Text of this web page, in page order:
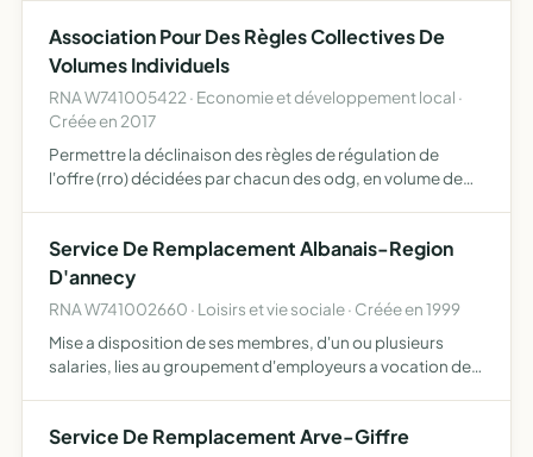
professionnel…
Association Pour Des Règles Collectives De
Volumes Individuels
RNA W741005422 · Economie et développement local ·
Créée en 2017
Permettre la déclinaison des règles de régulation de
l'offre (rro) décidées par chacun des odg, en volume de
pour chacun …
Service De Remplacement Albanais-Region
D'annecy
RNA W741002660 · Loisirs et vie sociale · Créée en 1999
Mise a disposition de ses membres, d'un ou plusieurs
salaries, lies au groupement d'employeurs a vocation de
Service De Remplacement Arve-Giffre